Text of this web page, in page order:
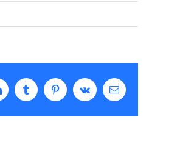
LinkedIn Tumblr PinterestVk Email